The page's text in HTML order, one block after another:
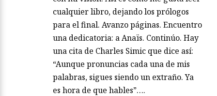
cualquier libro, dejando los prólogos
para el final. Avanzo páginas. Encuentro
una dedicatoria: a Anaïs. Continúo. Hay
una cita de Charles Simic que dice así:
“Aunque pronuncias cada una de mis
palabras, sigues siendo un extraño. Ya
es hora de que hables”….